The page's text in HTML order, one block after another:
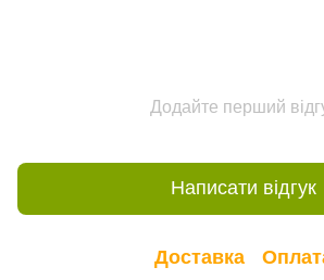
Додайте перший
Написати відгук
Доставка